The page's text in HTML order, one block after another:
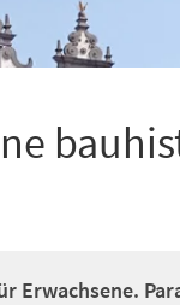
Erwachsene.